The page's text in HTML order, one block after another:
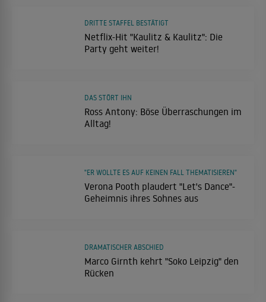
Netflix-Hit "Kaulitz & Kaulitz": Die
Party geht weiter!
DRITTE STAFFEL BESTÄTIGT
Ross Antony: Böse Überraschungen im
Alltag!
DAS STÖRT IHN
Verona Pooth plaudert "Let's Dance"-
Geheimnis ihres Sohnes aus
"ER WOLLTE ES AUF KEINEN FALL THEMATISIEREN"
Marco Girnth kehrt "Soko Leipzig" den
Rücken
DRAMATISCHER ABSCHIED